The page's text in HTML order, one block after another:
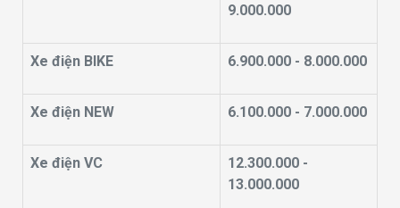
9.000.000
Xe điện BIKE 6.900.000 - 8.000.000
Xe điện NEW 6.100.000 - 7.000.000
Xe điện VC
12.300.000 -
13.000.000